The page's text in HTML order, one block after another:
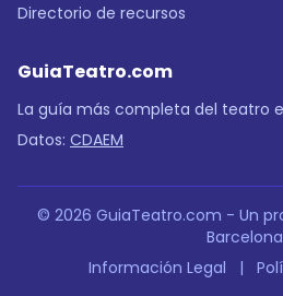
Directorio de recursos
GuiaTeatro.com
La guía más completa del teatro
Datos: CDAEM
© 2026 GuiaTeatro.com - Un
Barcelona
Información Legal
|